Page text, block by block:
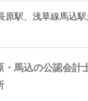
原駅、浅草線馬込
・馬込の公認会計